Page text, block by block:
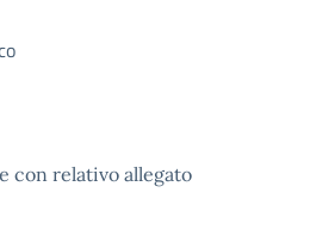
con relativo allegato